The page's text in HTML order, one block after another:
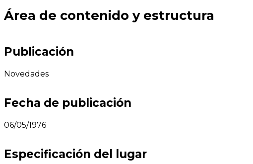
Área de contenido y estructura
Publicación
Novedades
Fecha de publicación
06/05/1976
Especificación del lugar